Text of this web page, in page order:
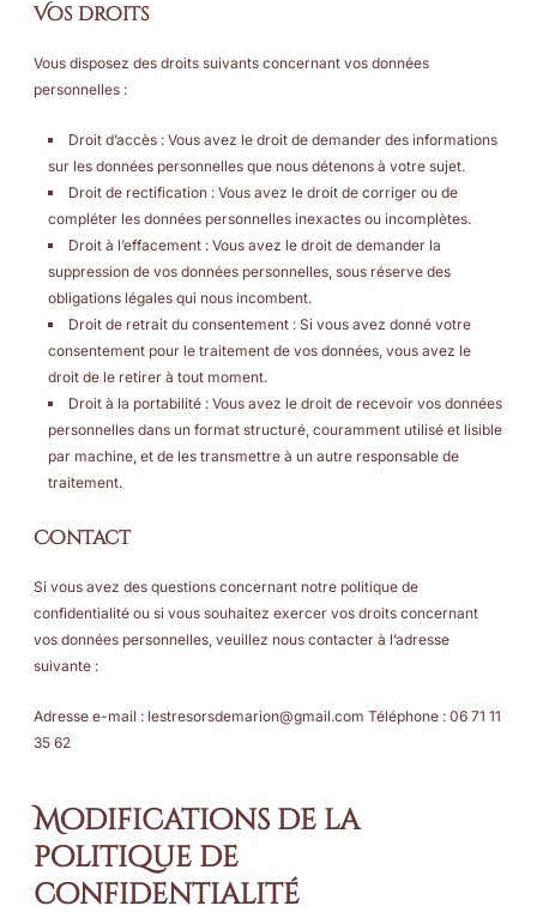
Vos droits
Vous disposez des droits suivants concernant vos données
personnelles :
Droit d’accès : Vous avez le droit de demander des informations
sur les données personnelles que nous détenons à votre sujet.
Droit de rectification : Vous avez le droit de corriger ou de
compléter les données personnelles inexactes ou incomplètes.
Droit à l’effacement : Vous avez le droit de demander la
suppression de vos données personnelles, sous réserve des
obligations légales qui nous incombent.
Droit de retrait du consentement : Si vous avez donné votre
consentement pour le traitement de vos données, vous avez le
droit de le retirer à tout moment.
Droit à la portabilité : Vous avez le droit de recevoir vos données
personnelles dans un format structuré, couramment utilisé et lisible
par machine, et de les transmettre à un autre responsable de
traitement.
Contact
Si vous avez des questions concernant notre politique de
confidentialité ou si vous souhaitez exercer vos droits concernant
vos données personnelles, veuillez nous contacter à l’adresse
suivante :
Adresse e-mail : lestresorsdemarion@gmail.com Téléphone : 06 71 11
35 62
Modifications de la
politique de
confidentialité